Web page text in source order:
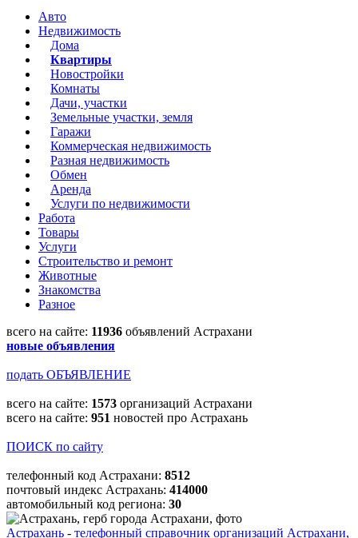
Авто
Недвижимость
Дома
Квартиры
Новостройки
Комнаты
Дачи, участки
Земельные участки, земля
Гаражи
Коммерческая недвижимость
Разная недвижимость
Обмен
Аренда
Услуги по недвижимости
Работа
Товары
Услуги
Строительство и ремонт
Животные
Знакомства
Разное
всего на сайте: 11936 объявлений Астрахани
новые объявления
подать ОБЪЯВЛЕНИЕ
всего на сайте: 1573 организаций Астрахани
всего на сайте: 951 новостей про Астрахань
ПОИСК по сайту
телефонный код Астрахани: 8512
почтовый индекс Астрахань: 414000
автомобильный код региона: 30
Астрахань - телефонный справочник организаций Астрахани,